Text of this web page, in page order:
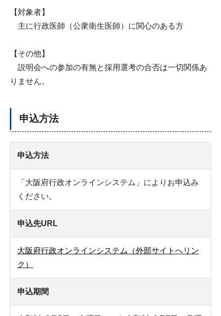
【対象者】
主に行政医師（公衆衛生医師）に関心のある方
【その他】
説明会への参加の有無と採用選考の合否は一切関係あ
りません。
申込方法
申込方法
「大阪府行政オンラインシステム」によりお申込み
ください。
申込先URL
大阪府行政オンラインシステム（外部サイトへリン
ク）
申込期間